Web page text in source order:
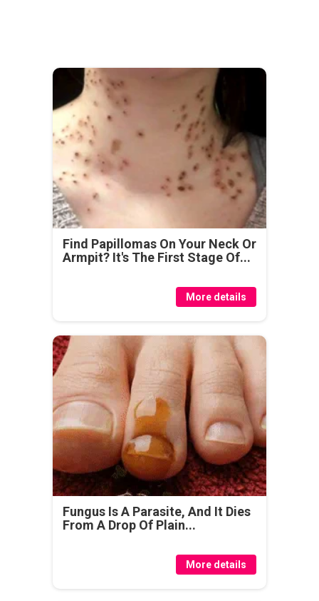
Find Papillomas On Your Neck Or
Armpit? It's The First Stage Of...
More details
Fungus Is A Parasite, And It Dies
From A Drop Of Plain...
More details